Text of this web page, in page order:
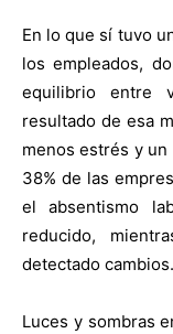
En lo que sí tuvo
los empleados,
equilibrio entre
resultado de esa
menos estrés y
38% de las
el absentismo
reducido,
detectado cambios.
Luces y sombras